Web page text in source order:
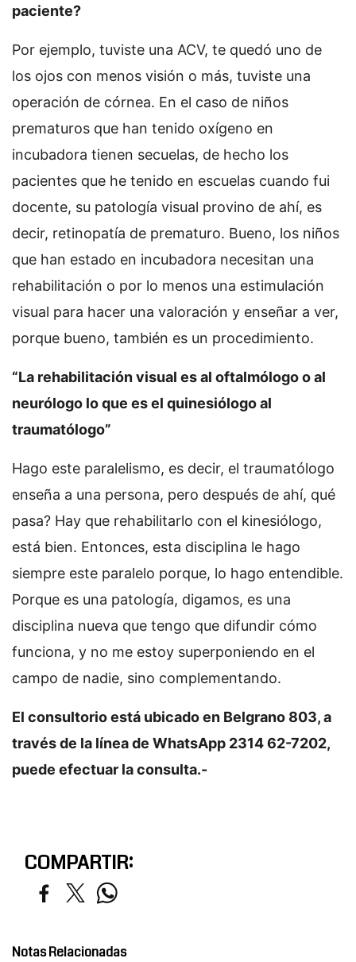
paciente?
Por ejemplo, tuviste una ACV, te quedó uno de
los ojos con menos visión o más, tuviste una
operación de córnea. En el caso de niños
prematuros que han tenido oxígeno en
incubadora tienen secuelas, de hecho los
pacientes que he tenido en escuelas cuando fui
docente, su patología visual provino de ahí, es
decir, retinopatía de prematuro. Bueno, los niños
que han estado en incubadora necesitan una
rehabilitación o por lo menos una estimulación
visual para hacer una valoración y enseñar a ver,
porque bueno, también es un procedimiento.
“La rehabilitación visual es al oftalmólogo o al
neurólogo lo que es el quinesiólogo al
traumatólogo”
Hago este paralelismo, es decir, el traumatólogo
enseña a una persona, pero después de ahí, qué
pasa? Hay que rehabilitarlo con el kinesiólogo,
está bien. Entonces, esta disciplina le hago
siempre este paralelo porque, lo hago entendible.
Porque es una patología, digamos, es una
disciplina nueva que tengo que difundir cómo
funciona, y no me estoy superponiendo en el
campo de nadie, sino complementando.
El consultorio está ubicado en Belgrano 803, a
través de la línea de WhatsApp 2314 62-7202,
puede efectuar la consulta.-
COMPARTIR:
Notas Relacionadas